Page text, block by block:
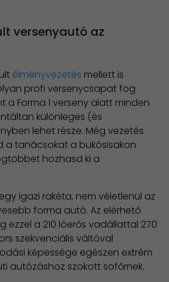
versenyautó az
élményvezetés mellett is
profi versenycsapat fog
a Forma 1 verseny alatt minden
különleges (és
lehet része. Még vezetés
a tanácsokat a bukósisakon
hozhasd ki a
igazi rakéta, nem véletlenül az
forma autó. Az elérhető
ezzel a 210 lóerős vadállattal 270
szekvenciális váltóval
képessége egészen extrém
autózáshoz szokott sofőrnek.